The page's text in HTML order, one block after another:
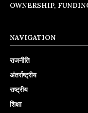
OWNERSHIP,
NAVIGATION
राजनीति
अंतर्राष्ट्रीय
राष्ट्रीय
शिक्षा